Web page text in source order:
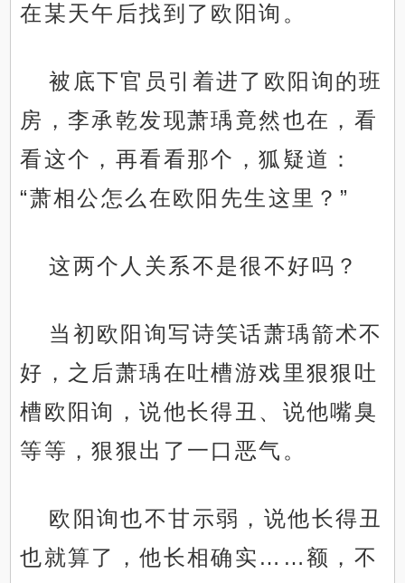
在某天午后找到了欧阳询。
被底下官员引着进了欧阳询的班
房，李承乾发现萧瑀竟然也在，看
看这个，再看看那个，狐疑道：
“萧相公怎么在欧阳先生这里？”
这两个人关系不是很不好吗？
当初欧阳询写诗笑话萧瑀箭术不
好，之后萧瑀在吐槽游戏里狠狠吐
槽欧阳询，说他长得丑、说他嘴臭
等等，狠狠出了一口恶气。
欧阳询也不甘示弱，说他长得丑
也就算了，他长相确实……额，不